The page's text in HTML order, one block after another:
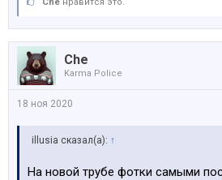
Все правильно или я что то
фотки?)))
Che
Karma Police
18 ноя 2020
illusia сказал(а): ↑
На новой трубе фотки самыми